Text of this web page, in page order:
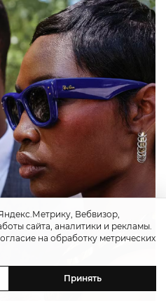
Вебвизор,
сайта, аналитики и рекламы.
на обработку метрических
Принять